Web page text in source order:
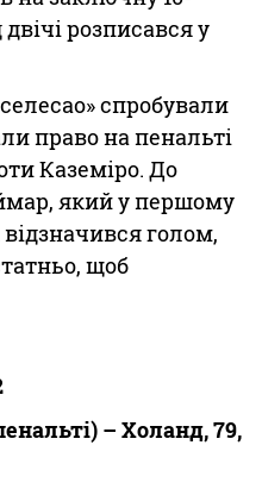
розписався у
спробували
право на пенальті
Каземіро. До
який у першому
голом,
щоб
– Холанд, 79,